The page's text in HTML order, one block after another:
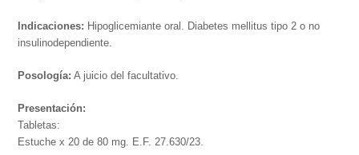
Indicaciones: Hipoglicemiante oral. Diabetes mellitus tipo 2 o no
insulinodependiente.
Posología: A juicio del facultativo.
Presentación:
Tabletas:
Estuche x 20 de 80 mg. E.F. 27.630/23.